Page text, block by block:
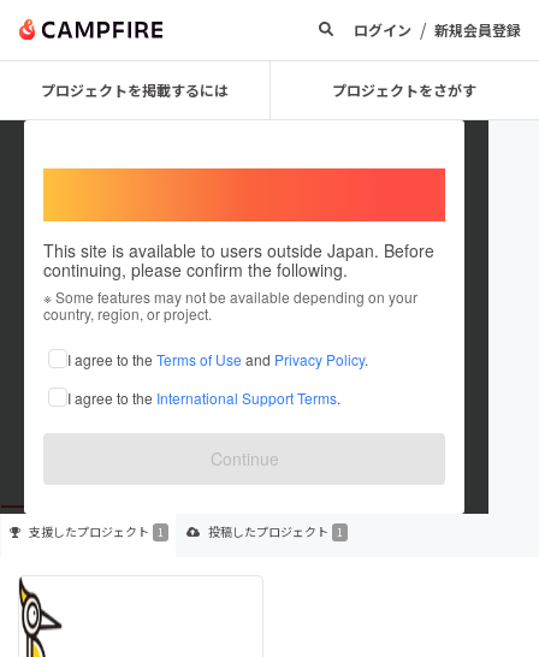
ログイン / 新規会員登録
プロジェクトを掲載するには プロジェクトをさがす
This site is available to users outside Japan. Before
continuing, please confirm the following.
※ Some features may not be available depending on your
country, region, or project.
I agree to the Terms of Use and Privacy Policy.
I agree to the International Support Terms.
Continue
cgamis
これまでに1回支援して1件のプロジェクトを投稿しています
在住国：日本 現在地：大阪府
出身国：日本 出身地：大阪府
支援したプロジェクト 1 投稿したプロジェクト 1